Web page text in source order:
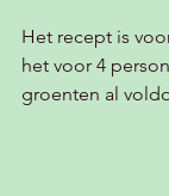
Het recept is
het voor 4
groenten al